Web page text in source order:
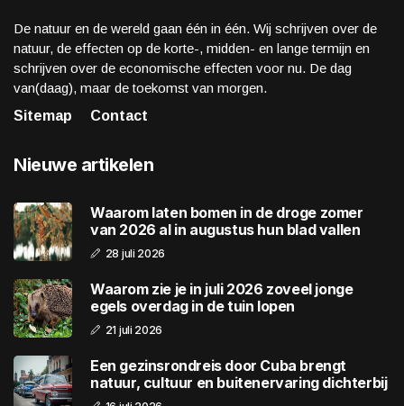
De natuur en de wereld gaan één in één. Wij schrijven over de
natuur, de effecten op de korte-, midden- en lange termijn en
schrijven over de economische effecten voor nu. De dag
van(daag), maar de toekomst van morgen.
Sitemap
Contact
Nieuwe artikelen
Waarom laten bomen in de droge zomer
van 2026 al in augustus hun blad vallen
28 juli 2026
Waarom zie je in juli 2026 zoveel jonge
egels overdag in de tuin lopen
21 juli 2026
Een gezinsrondreis door Cuba brengt
natuur, cultuur en buitenervaring dichterbij